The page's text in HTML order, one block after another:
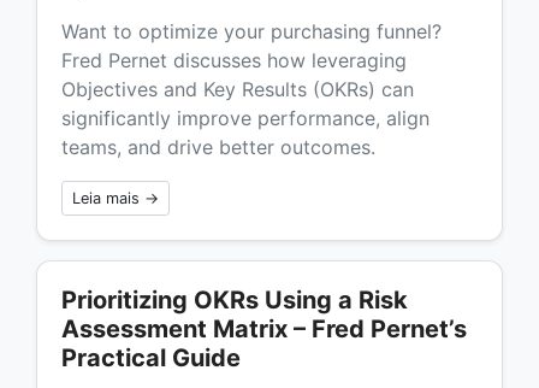
Want to optimize your purchasing funnel?
Fred Pernet discusses how leveraging
Objectives and Key Results (OKRs) can
significantly improve performance, align
teams, and drive better outcomes.
Leia mais →
Prioritizing OKRs Using a Risk
Assessment Matrix – Fred Pernet’s
Practical Guide